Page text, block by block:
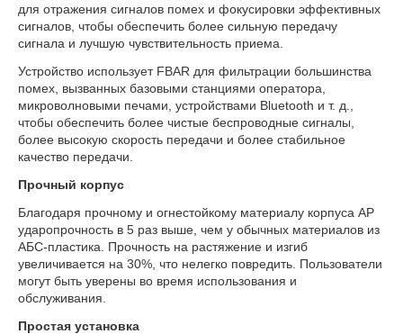
для отражения сигналов помех и фокусировки эффективных
сигналов, чтобы обеспечить более сильную передачу
сигнала и лучшую чувствительность приема.
Устройство использует FBAR для фильтрации большинства
помех, вызванных базовыми станциями оператора,
микроволновыми печами, устройствами Bluetooth и т. д.,
чтобы обеспечить более чистые беспроводные сигналы,
более высокую скорость передачи и более стабильное
качество передачи.
Прочный корпус
Благодаря прочному и огнестойкому материалу корпуса AP
ударопрочность в 5 раз выше, чем у обычных материалов из
АБС-пластика. Прочность на растяжение и изгиб
увеличивается на 30%, что нелегко повредить. Пользователи
могут быть уверены во время использования и
обслуживания.
Простая установка